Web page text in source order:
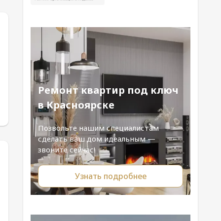
Ремонт квартир под ключ
в Красноярске
Позвольте нашим специалистам
сделать ваш дом идеальным —
звоните сейчас!
Узнать подробнее